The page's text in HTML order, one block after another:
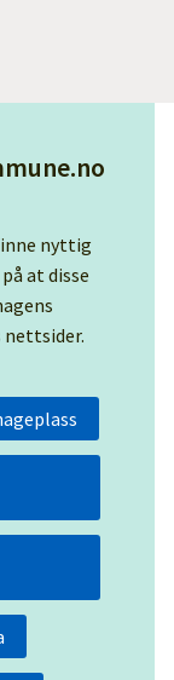
nyttig
at disse
nettsider.